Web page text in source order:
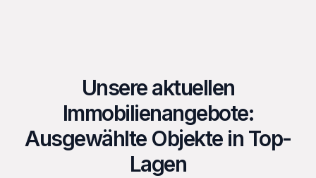
Unsere aktuellen
Immobilienangebote:
Ausgewählte Objekte in Top-
Lagen